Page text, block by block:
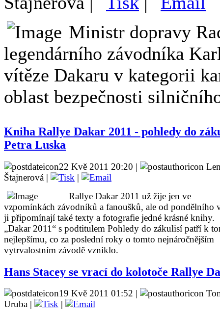
Ministr dopravy
legendárního závodníka
vítěze Dakaru v kategorii
oblast bezpečnosti
Kniha Rallye Dakar 2011 - pohledy do
Petra Luska
22 Kvě 2011 20:20 |
Štajnerová |
|
Rallye Dakar 2011 už žije jen ve
vzpomínkách závodníků a fanoušků, ale od pondělního
ji připomínají také texty a fotografie jedné krásné knihy.
„Dakar 2011“ s podtitulem Pohledy do zákulisí patří k
nejlepšímu, co za poslední roky o tomto nejnáročnějším
vytrvalostním závodě vzniklo.
Hans Stacey se vrací do kolotoče Rallye
19 Kvě 2011 01:52 |
Uruba |
|